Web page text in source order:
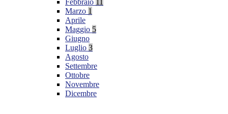
Febbraio 11
Marzo 1
Aprile
Maggio 5
Giugno
Luglio 3
Agosto
Settembre
Ottobre
Novembre
Dicembre